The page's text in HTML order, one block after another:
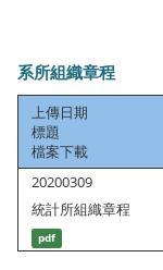
系所組織章程
上傳日期
標題
檔案下載
20200309
統計所組織章程
pdf